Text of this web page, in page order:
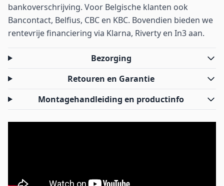
bankoverschrijving. Voor Belgische klanten ook
Bancontact, Belfius, CBC en KBC. Bovendien bieden we
rentevrije financiering via Klarna, Riverty en In3 aan.
Bezorging
Retouren en Garantie
Montagehandleiding en productinfo